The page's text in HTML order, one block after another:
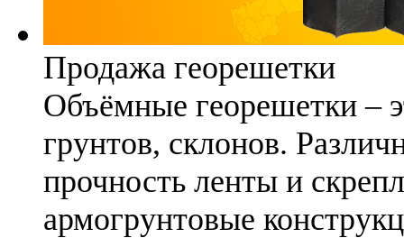
Продажа георешетки
Объёмные георешетки –
грунтов, склонов.
прочность ленты и
армогрунтовые